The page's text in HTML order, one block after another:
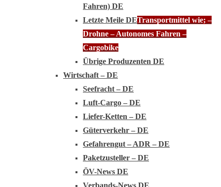
Fahren) DE
Letzte Meile DETransportmittel wie; –
Drohne – Autonomes Fahren –
Cargobike
Übrige Produzenten DE
Wirtschaft – DE
Seefracht – DE
Luft-Cargo – DE
Liefer-Ketten – DE
Güterverkehr – DE
Gefahrengut – ADR – DE
Paketzusteller – DE
ÖV-News DE
Verbands-News DE